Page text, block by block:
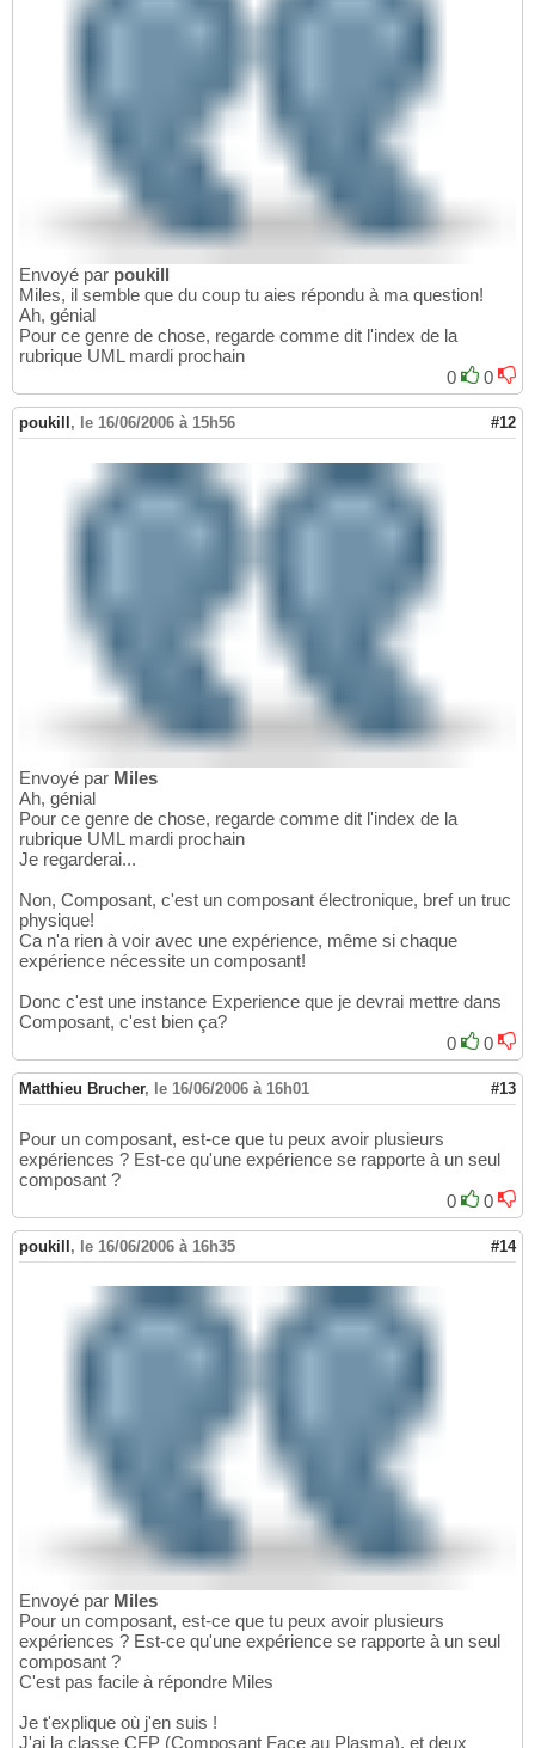
Envoyé par poukill
Miles, il semble que du coup tu aies répondu à ma question!
Ah, génial
Pour ce genre de chose, regarde comme dit l'index de la
rubrique UML mardi prochain
0
0
poukill , le 16/06/2006 à 15h56 #12
Envoyé par Miles
Ah, génial
Pour ce genre de chose, regarde comme dit l'index de la
rubrique UML mardi prochain
Je regarderai...
Non, Composant, c'est un composant électronique, bref un truc
physique!
Ca n'a rien à voir avec une expérience, même si chaque
expérience nécessite un composant!
Donc c'est une instance Experience que je devrai mettre dans
Composant, c'est bien ça?
0
0
Matthieu Brucher, le 16/06/2006 à 16h01 #13
Pour un composant, est-ce que tu peux avoir plusieurs
expériences ? Est-ce qu'une expérience se rapporte à un seul
composant ?
0
0
poukill, le 16/06/2006 à 16h35 #14
Envoyé par Miles
Pour un composant, est-ce que tu peux avoir plusieurs
expériences ? Est-ce qu'une expérience se rapporte à un seul
composant ?
C'est pas facile à répondre Miles
Je t'explique où j'en suis !
J'ai la classe CFP (Composant Face au Plasma), et deux